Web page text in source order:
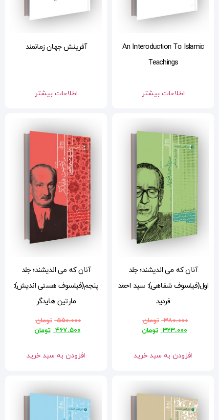
آفرینش جهان زمانمند
اطلاعات بیشتر
آنان که می اندیشند؛ جلد
پنجم(فیلسوف هستی اندیش):
مارتین هایدگر
۵۵۰.۰۰۰ تومان
۴۶۷.۵۰۰ تومان
افزودن به سبد خرید